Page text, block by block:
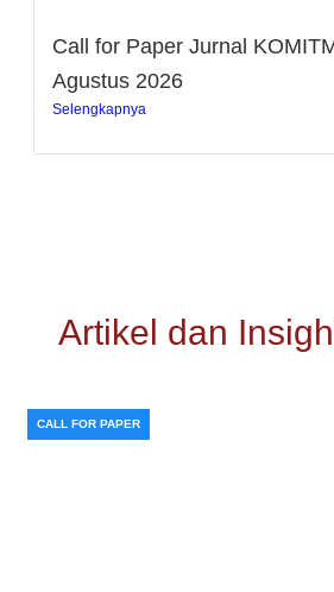
Call for Paper Jurnal
Agustus 2026
Selengkapnya
Artikel dan
CALL FOR PAPER